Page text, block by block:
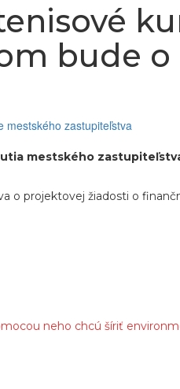
bude
mestského
o projektovej žiadosti o
neho chcú šíriť